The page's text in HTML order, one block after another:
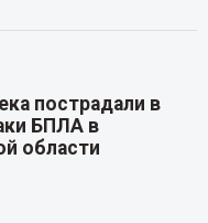
пострадали в
БПЛА в
области